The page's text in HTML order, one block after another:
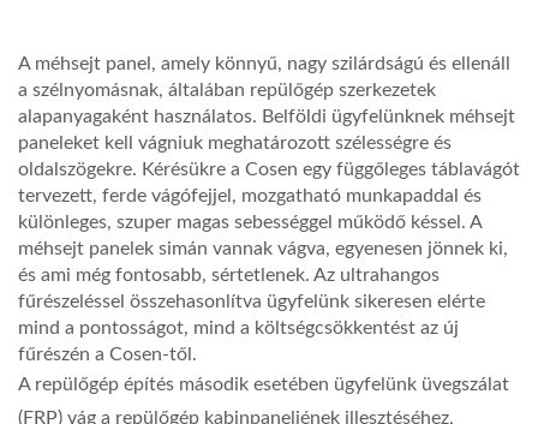
A méhsejt panel, amely könnyű, nagy szilárdságú és ellenáll
a szélnyomásnak, általában repülőgép szerkezetek
alapanyagaként használatos. Belföldi ügyfelünknek méhsejt
paneleket kell vágniuk meghatározott szélességre és
oldalszögekre. Kérésükre a Cosen egy függőleges táblavágót
tervezett, ferde vágófejjel, mozgatható munkapaddal és
különleges, szuper magas sebességgel működő késsel. A
méhsejt panelek simán vannak vágva, egyenesen jönnek ki,
és ami még fontosabb, sértetlenek. Az ultrahangos
fűrészeléssel összehasonlítva ügyfelünk sikeresen elérte
mind a pontosságot, mind a költségcsökkentést az új
fűrészén a Cosen-től.
A repülőgép építés második esetében ügyfelünk üvegszálat
(FRP) vág a repülőgép kabinpaneljének illesztéséhez,